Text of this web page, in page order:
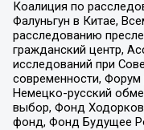
Коалиция по
Фалуньгун в Китае,
расследованию
гражданский центр,
исследований при
современности,
Немецко-русский
выбор, Фонд
фонд, Фонд Будущее